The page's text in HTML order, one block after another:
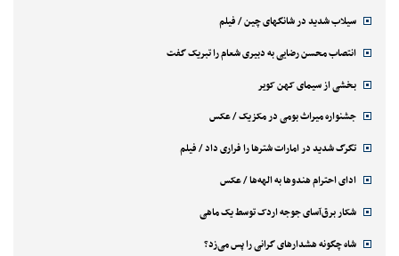
سیلاب شدید در شانگهای چین / فیلم
انتصاب محسن رضایی به دبیری شعام را تبریک گفت
بخشی از سیمای کهن کویر
جشنواره میراث بومی در مکزیک / عکس
تگرگ شدید در امارات شترها را فراری داد / فیلم
ادای احترام هندوها به الهه‌ها / عکس
شکار برق‌آسای جوجه اردک توسط یک ماهی
شاه چگونه هشدارهای گرانی را پس می‌زد؟